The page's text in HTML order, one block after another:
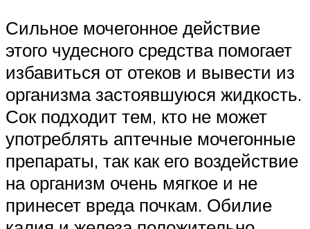
Сильное мочегонное действие
этого чудесного средства помогает
избавиться от отеков и вывести из
организма застоявшуюся жидкость.
Сок подходит тем, кто не может
употреблять аптечные мочегонные
препараты, так как его воздействие
на организм очень мягкое и не
принесет вреда почкам. Обилие